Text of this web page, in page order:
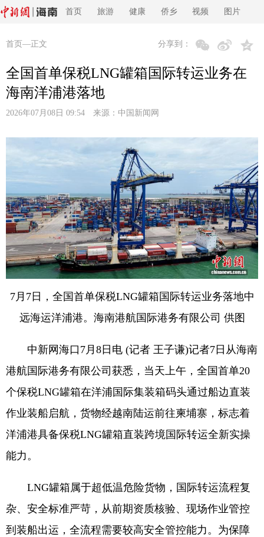
首页 旅游 健康 侨乡 视频 图片
首页 —正文 分享到：
全国首单保税LNG罐箱国际转运业务在
海南洋浦港落地
2026年07月08日 09:54 来源： 中国新闻网
7月7日，全国首单保税LNG罐箱国际转运业务落地中
远海运洋浦港。海南港航国际港务有限公司 供图
中新网海口7月8日电 (记者 王子谦)记者7日从海南
港航国际港务有限公司获悉，当天上午，全国首单20
个保税LNG罐箱在洋浦国际集装箱码头通过船边直装
作业装船启航，货物经越南陆运前往柬埔寨，标志着
洋浦港具备保税LNG罐箱直装跨境国际转运全新实操
能力。
LNG罐箱属于超低温危险货物，国际转运流程复
杂、安全标准严苛，从前期资质核验、现场作业管控
到装船出运，全流程需要较高安全管控能力。为保障